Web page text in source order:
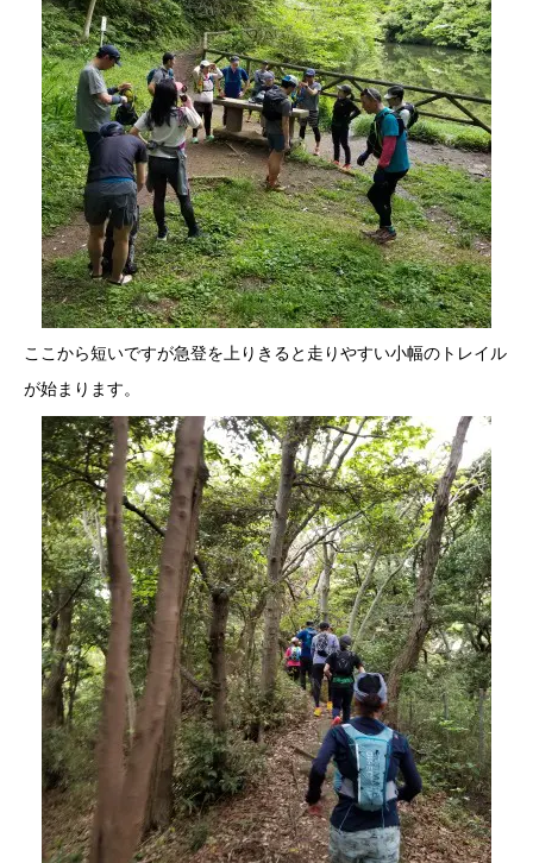
ここから短いですが急登を上りきると走りやすい小幅のトレイル
が始まります。